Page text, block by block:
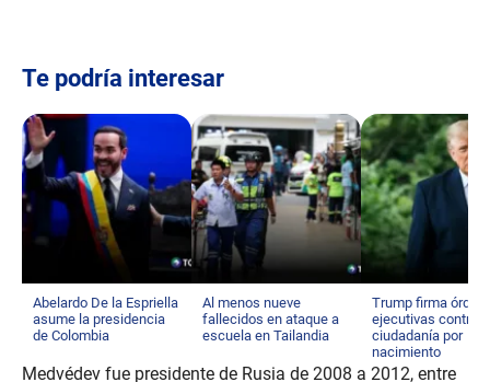
Te podría interesar
Abelardo De la Espriella
asume la presidencia
de Colombia
Al menos nueve
fallecidos en ataque a
escuela en Tailandia
Trump firma
ejecutivas contra
ciudadanía por
nacimiento
Medvédev fue presidente de Rusia de 2008 a 2012, entre